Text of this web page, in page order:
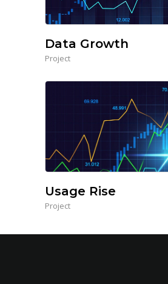
Data Growth
Project
Usage Rise
Project